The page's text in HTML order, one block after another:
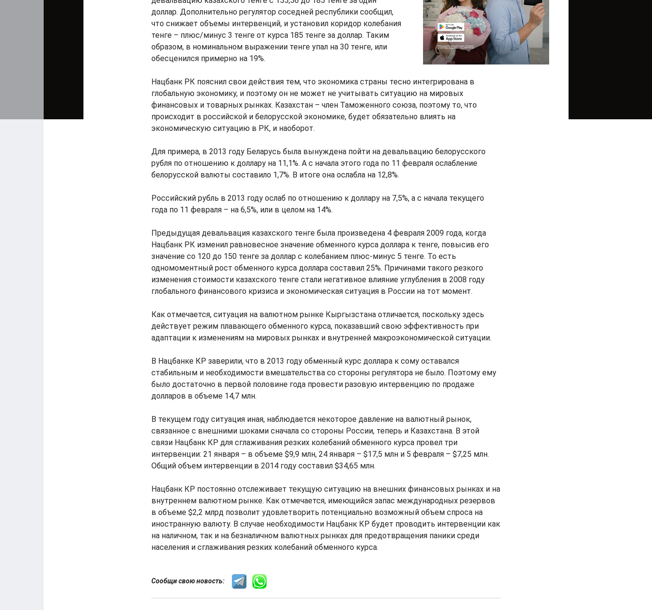
доллар. Дополнительно регулятор соседней республики сообщил,
что снижает объемы интервенций, и установил коридор колебания
тенге – плюс/минус 3 тенге от курса 185 тенге за доллар. Таким
образом, в номинальном выражении тенге упал на 30 тенге, или
обесценился примерно на 19%.
Нацбанк РК пояснил свои действия тем, что экономика страны тесно интегрирована в
глобальную экономику, и поэтому он не может не учитывать ситуацию на мировых
финансовых и товарных рынках. Казахстан – член Таможенного союза, поэтому то, что
происходит в российской и белорусской экономике, будет обязательно влиять на
экономическую ситуацию в РК, и наоборот.
Для примера, в 2013 году Беларусь была вынуждена пойти на девальвацию белорусского
рубля по отношению к доллару на 11,1%. А с начала этого года по 11 февраля ослабление
белорусской валюты составило 1,7%. В итоге она ослабла на 12,8%.
Российский рубль в 2013 году ослаб по отношению к доллару на 7,5%, а с начала текущего
года по 11 февраля – на 6,5%, или в целом на 14%.
Предыдущая девальвация казахского тенге была произведена 4 февраля 2009 года, когда
Нацбанк РК изменил равновесное значение обменного курса доллара к тенге, повысив его
значение со 120 до 150 тенге за доллар с колебанием плюс-минус 5 тенге. То есть
одномоментный рост обменного курса доллара составил 25%. Причинами такого резкого
изменения стоимости казахского тенге стали негативное влияние углубления в 2008 году
глобального финансового кризиса и экономическая ситуация в России на тот момент.
Как отмечается, ситуация на валютном рынке Кыргызстана отличается, поскольку здесь
действует режим плавающего обменного курса, показавший свою эффективность при
адаптации к изменениям на мировых рынках и внутренней макроэкономической ситуации.
В Нацбанке КР заверили, что в 2013 году обменный курс доллара к сому оставался
стабильным и необходимости вмешательства со стороны регулятора не было. Поэтому ему
было достаточно в первой половине года провести разовую интервенцию по продаже
долларов в объеме 14,7 млн.
В текущем году ситуация иная, наблюдается некоторое давление на валютный рынок,
связанное с внешними шоками сначала со стороны России, теперь и Казахстана. В этой
связи Нацбанк КР для сглаживания резких колебаний обменного курса провел три
интервенции: 21 января – в объеме $9,9 млн, 24 января – $17,5 млн и 5 февраля – $7,25 млн.
Общий объем интервенции в 2014 году составил $34,65 млн.
Нацбанк КР постоянно отслеживает текущую ситуацию на внешних финансовых рынках и на
внутреннем валютном рынке. Как отмечается, имеющийся запас международных резервов
в объеме $2,2 млрд позволит удовлетворить потенциально возможный объем спроса на
иностранную валюту. В случае необходимости Нацбанк КР будет проводить интервенции как
на наличном, так и на безналичном валютных рынках для предотвращения паники среди
населения и сглаживания резких колебаний обменного курса.
Сообщи свою новость: